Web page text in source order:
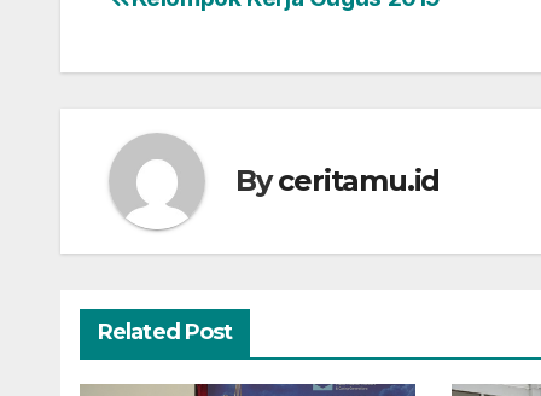
Byceritamu.id
Related Post